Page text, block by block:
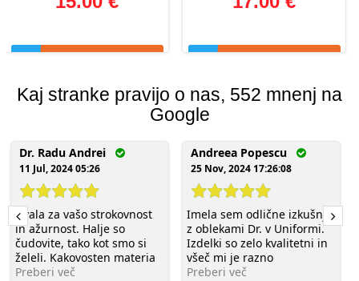
Kaj stranke pravijo o nas, 552 mnenj na
Google
Dr. Radu Andrei
11 Jul, 2024 05:26
Hvala za vašo strokovnost
in ažurnost. Halje so
čudovite, tako kot smo si
želeli. Kakovosten materia
Preberi več
Andreea Popescu
25 Nov, 2024 17:26:08
Imela sem odlične izkušnje
z oblekami Dr. v Uniformi.
Izdelki so zelo kvalitetni in
všeč mi je razno
Preberi več